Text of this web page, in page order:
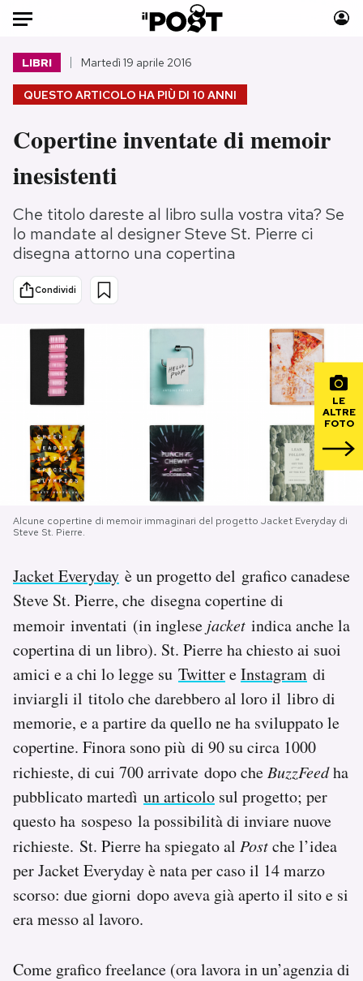
Auto
HOME
Italia
Politica
Tecnologia
Internet
Scienza
Cultura
Economia
Moda
Storie/Idee
Ok Boomer!
Media
PODCAST
NEWSLETTER
I MIEI PREFERITI
CALENDARIO
Area Personale
Newsletter
Notifiche mobile
Hai bisogno di aiuto?
Esci
QUESTO ARTICOLO HA PIÙ DI 10 ANNI
LIBRI Martedì 19 aprile 2016
Copertine inventate di memoir
inesistenti
Che titolo dareste al libro sulla vostra vita? Se
lo mandate al designer Steve St. Pierre ci
disegna attorno una copertina
Condividi
LE
ALTRE
FOTO
Alcune copertine di memoir immaginari del progetto Jacket Everyday di
Steve St. Pierre.
Jacket Everyday è un progetto del grafico canadese
Steve St. Pierre, che disegna copertine di
memoir inventati (in inglese jacket indica anche la
copertina di un libro). St. Pierre ha chiesto ai suoi
amici e a chi lo legge su TwittereInstagram di
inviargli il titolo che darebbero al loro il libro di
memorie, e a partire da quello ne ha sviluppato le
copertine. Finora sono più di 90 su circa 1000
richieste, di cui 700 arrivate dopo che BuzzFeedha
pubblicato martedì un articolo sul progetto; per
questo ha sospeso la possibilità di inviare nuove
richieste. St. Pierre ha spiegato al Postche l’idea
per Jacket Everyday è nata per caso il 14 marzo
scorso: due giorni dopo aveva già aperto il sito e si
era messo al lavoro.
Come grafico freelance (ora lavora in un’agenzia di